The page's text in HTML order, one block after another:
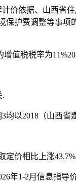
价依据、山西省
保护费调整等事项
值税税率为
.
均以2018（山西
定价相比上涨
年1-2月信息指导